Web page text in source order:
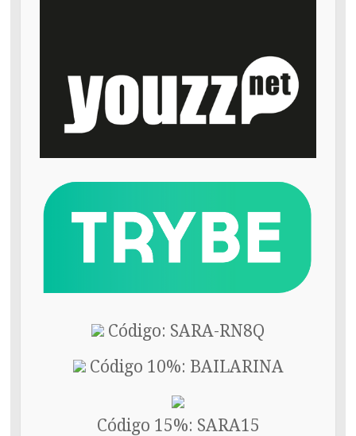
Código: SARA-RN8Q
Código 10%: BAILARINA
Código 15%: SARA15